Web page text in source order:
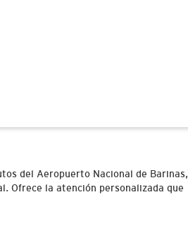
del Aeropuerto Nacional de Barinas,
Ofrece la atención personalizada que